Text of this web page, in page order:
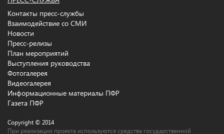
Контакты пресс-службы
Взаимодействие со СМИ
Новости
Пресс-релизы
План мероприятий
Выступления руководства
Фотогалерея
Видеогалерея
Информационные материалы ПФР
Газета ПФР
Copyright © 2014
При реализации проекта используются средства государственной